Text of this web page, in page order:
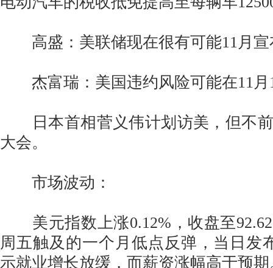
高盛：美联储现在很有可能11月宣
杰富瑞：美国违约风险可能在11月
日本首相菅义伟计划访美，但不前
大会。
市场波动：
美元指数上涨0.12%，收盘至
周五触及的一个月低点反弹，当日发
示就业增长放缓，而薪资涨幅高于预期